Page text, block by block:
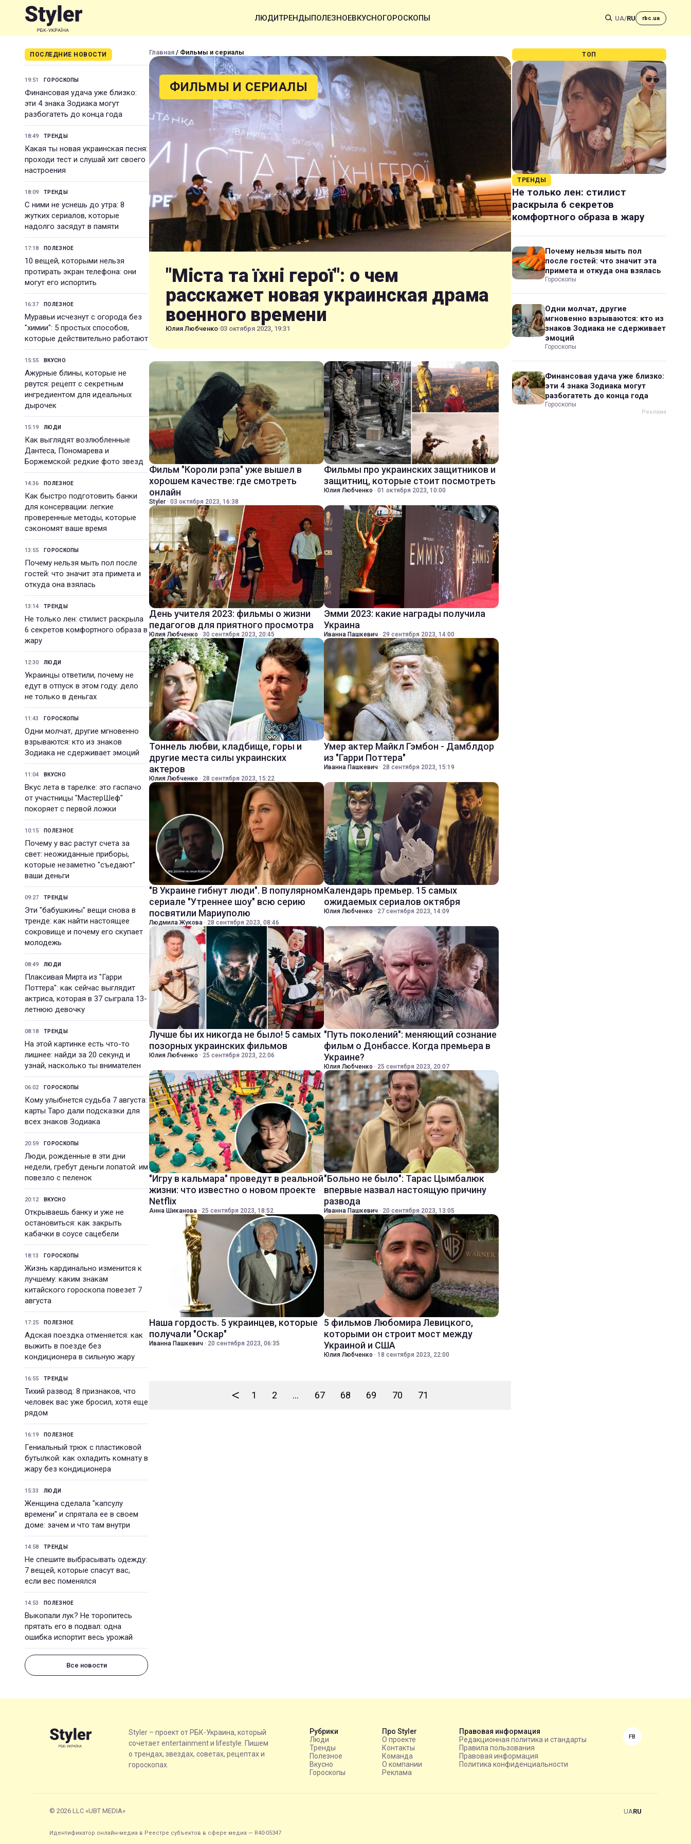
ЛЮДИТРЕНДЫПОЛЕЗНОЕВКУСНОГОРОСКОПЫ UA/RU rbc.ua
ПОСЛЕДНИЕ НОВОСТИ
19:51 ГОРОСКОПЫ
Финансовая удача уже близко:
эти 4 знака Зодиака могут
разбогатеть до конца года
18:49 ТРЕНДЫ
Какая ты новая украинская песня:
проходи тест и слушай хит своего
настроения
18:09 ТРЕНДЫ
С ними не уснешь до утра: 8
жутких сериалов, которые
надолго засядут в памяти
17:18 ПОЛЕЗНОЕ
10 вещей, которыми нельзя
протирать экран телефона: они
могут его испортить
16:37 ПОЛЕЗНОЕ
Муравьи исчезнут с огорода без
"химии": 5 простых способов,
которые действительно работают
15:55 ВКУСНО
Ажурные блины, которые не
рвутся: рецепт с секретным
ингредиентом для идеальных
дырочек
15:19 ЛЮДИ
Как выглядят возлюбленные
Дантеса, Пономарева и
Боржемской: редкие фото звезд
14:36 ПОЛЕЗНОЕ
Как быстро подготовить банки
для консервации: легкие
проверенные методы, которые
сэкономят ваше время
13:55 ГОРОСКОПЫ
Почему нельзя мыть пол после
гостей: что значит эта примета и
откуда она взялась
13:14 ТРЕНДЫ
Не только лен: стилист раскрыла
6 секретов комфортного образа в
жару
12:30 ЛЮДИ
Украинцы ответили, почему не
едут в отпуск в этом году: дело
не только в деньгах
11:43 ГОРОСКОПЫ
Одни молчат, другие мгновенно
взрываются: кто из знаков
Зодиака не сдерживает эмоций
11:04 ВКУСНО
Вкус лета в тарелке: это гаспачо
от участницы "МастерШеф"
покоряет с первой ложки
10:15 ПОЛЕЗНОЕ
Почему у вас растут счета за
свет: неожиданные приборы,
которые незаметно "съедают"
ваши деньги
09:27 ТРЕНДЫ
Эти "бабушкины" вещи снова в
тренде: как найти настоящее
сокровище и почему его скупает
молодежь
08:49 ЛЮДИ
Плаксивая Мирта из "Гарри
Поттера": как сейчас выглядит
актриса, которая в 37 сыграла 13-
летнюю девочку
08:18 ТРЕНДЫ
На этой картинке есть что-то
лишнее: найди за 20 секунд и
узнай, насколько ты внимателен
06:02 ГОРОСКОПЫ
Кому улыбнется судьба 7 августа:
карты Таро дали подсказки для
всех знаков Зодиака
20:59 ГОРОСКОПЫ
Люди, рожденные в эти дни
недели, гребут деньги лопатой: им
повезло с пеленок
20:12 ВКУСНО
Открываешь банку и уже не
остановиться: как закрыть
кабачки в соусе сацебели
18:13 ГОРОСКОПЫ
Жизнь кардинально изменится к
лучшему: каким знакам
китайского гороскопа повезет 7
августа
17:25 ПОЛЕЗНОЕ
Адская поездка отменяется: как
выжить в поезде без
кондиционера в сильную жару
16:55 ТРЕНДЫ
Тихий развод: 8 признаков, что
человек вас уже бросил, хотя еще
рядом
16:19 ПОЛЕЗНОЕ
Гениальный трюк с пластиковой
бутылкой: как охладить комнату в
жару без кондиционера
15:33 ЛЮДИ
Женщина сделала "капсулу
времени" и спрятала ее в своем
доме: зачем и что там внутри
14:58 ТРЕНДЫ
Не спешите выбрасывать одежду:
7 вещей, которые спасут вас,
если вес поменялся
14:53 ПОЛЕЗНОЕ
Выкопали лук? Не торопитесь
прятать его в подвал: одна
ошибка испортит весь урожай
Все новости
Главная / Фильмы и сериалы
ФИЛЬМЫ И СЕРИАЛЫ
"Міста та їхні герої": о чем
расскажет новая украинская драма
военного времени
Юлия Любченко·03 октября 2023, 19:31
Фильм "Короли рэпа" уже вышел в
хорошем качестве: где смотреть
онлайн
Styler · 03 октября 2023, 16:38
Фильмы про украинских защитников и
защитниц, которые стоит посмотреть
Юлия Любченко · 01 октября 2023, 10:00
День учителя 2023: фильмы о жизни
педагогов для приятного просмотра
Юлия Любченко · 30 сентября 2023, 20:45
Эмми 2023: какие награды получила
Украина
Иванна Пашкевич · 29 сентября 2023, 14:00
Тоннель любви, кладбище, горы и
другие места силы украинских
актеров
Юлия Любченко · 28 сентября 2023, 15:22
Умер актер Майкл Гэмбон - Дамблдор
из "Гарри Поттера"
Иванна Пашкевич · 28 сентября 2023, 15:19
"В Украине гибнут люди". В популярном
сериале "Утреннее шоу" всю серию
посвятили Мариуполю
Людмила Жукова · 28 сентября 2023, 08:46
Календарь премьер. 15 самых
ожидаемых сериалов октября
Юлия Любченко · 27 сентября 2023, 14:09
Лучше бы их никогда не было! 5 самых
позорных украинских фильмов
Юлия Любченко · 25 сентября 2023, 22:06
"Путь поколений": меняющий сознание
фильм о Донбассе. Когда премьера в
Украине?
Юлия Любченко · 25 сентября 2023, 20:07
"Игру в кальмара" проведут в реальной
жизни: что известно о новом проекте
Netflix
Анна Шиканова · 25 сентября 2023, 18:52
"Больно не было": Тарас Цымбалюк
впервые назвал настоящую причину
развода
Иванна Пашкевич · 20 сентября 2023, 13:05
Наша гордость. 5 украинцев, которые
получали "Оскар"
Иванна Пашкевич · 20 сентября 2023, 06:35
5 фильмов Любомира Левицкого,
которыми он строит мост между
Украиной и США
Юлия Любченко · 18 сентября 2023, 22:00
< 1 2 ... 67 68 69 70 71
ТОП
ТРЕНДЫ
Не только лен: стилист
раскрыла 6 секретов
комфортного образа в жару
Почему нельзя мыть пол
после гостей: что значит эта
примета и откуда она взялась
Гороскопы
Одни молчат, другие
мгновенно взрываются: кто из
знаков Зодиака не сдерживает
эмоций
Гороскопы
Финансовая удача уже близко:
эти 4 знака Зодиака могут
разбогатеть до конца года
Гороскопы
Styler – проект от РБК-Украина, который
сочетает entertainment и lifestyle. Пишем
о трендах, звездах, советах, рецептах и
гороскопах.
Рубрики
Люди
Тренды
Полезное
Вкусно
Гороскопы
Про Styler
О проекте
Контакты
Команда
О компании
Реклама
Правовая информация
Редакционная политика и стандарты
Правила пользования
Правовая информация
Политика конфиденциальности
FB
© 2026 LLC «UBT MEDIA» UARU
Идентификатор онлайн-медиа в Реестре субъектов в сфере медиа — R40-05347